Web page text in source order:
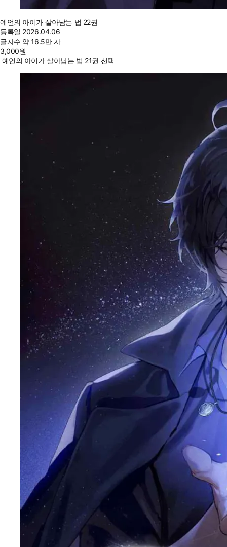
예언의 아이가 살아남는 법 22권
등록일 2026.04.06
글자수 약 16.5만 자
3,000원
예언의 아이가 살아남는 법 21권 선택